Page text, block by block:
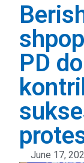
PD
June 17,